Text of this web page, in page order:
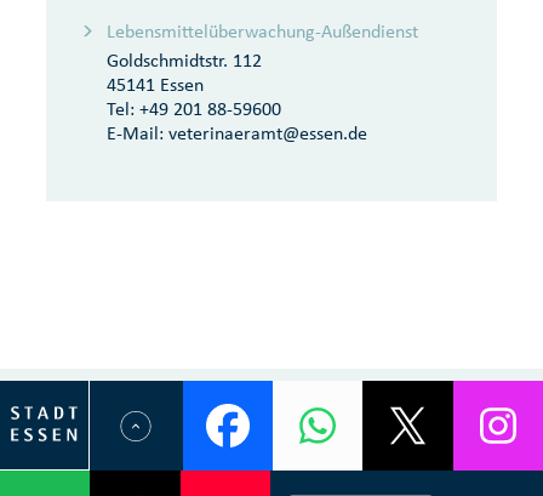
Lebensmittelüberwachung-Außendienst
Goldschmidtstr. 112
45141 Essen
Tel: +49 201 88-59600
E-Mail: veterinaeramt@essen.de